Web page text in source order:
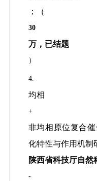
；（
30
万，已结题
）
4.
均相
+
非均相原位复合
化特性与作用机制
陕西省科技厅自然
-